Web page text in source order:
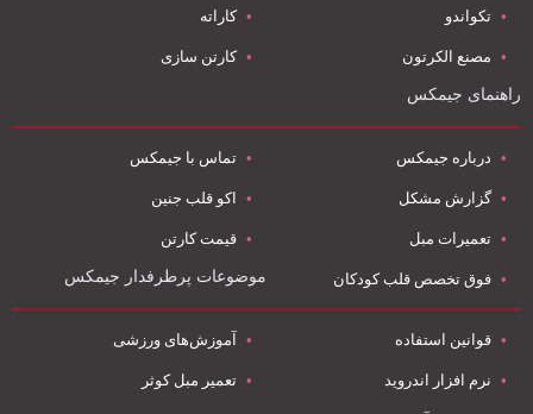
تکواندو کاراته
مصنع الکرتون کارتن سازی
راهنمای جیمکس
درباره جیمکس تماس با جیمکس
گزارش مشکل اکو قلب جنین
تعمیرات مبل قیمت کارتن
فوق تخصص قلب کودکان موضوعات پرطرفدار جیمکس
قوانین استفاده آموزش‌های ورزشی
نرم افزار اندروید تعمیر مبل کوثر